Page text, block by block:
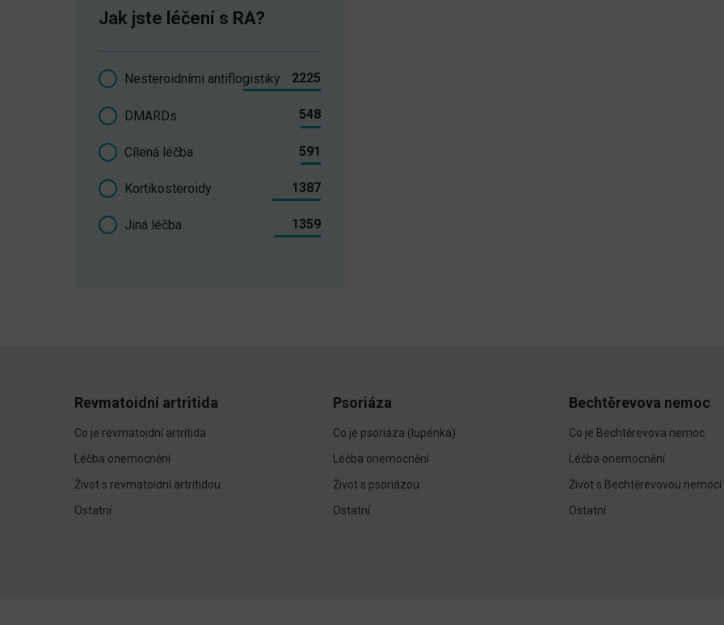
Jak jste léčení s RA?
Nesteroidními antiflogistiky 2225
DMARDs 548
Cílená léčba 591
Kortikosteroidy 1387
Jiná léčba 1359
Revmatoidní artritida
Co je revmatoidní artritida
Léčba onemocnění
Život s revmatoidní artritidou
Ostatní
Psoriáza
Co je psoriáza (lupénka)
Léčba onemocnění
Život s psoriázou
Ostatní
Bechtěrevova nemoc
Co je Bechtěrevova nemoc
Léčba onemocnění
Život s Bechtěrevovou nemocí
Ostatní